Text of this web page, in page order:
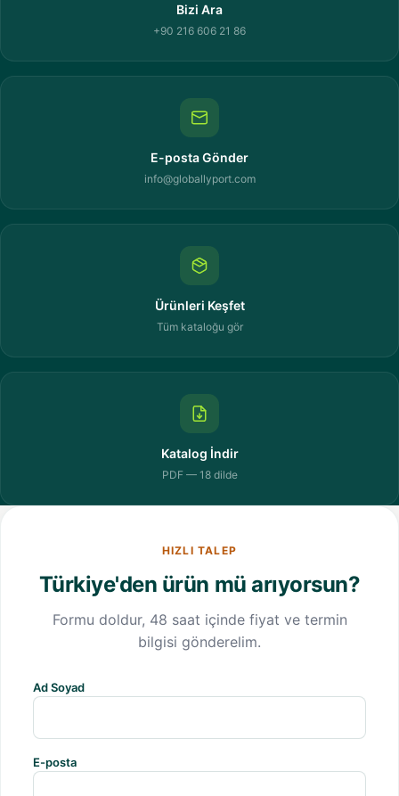
Bizi Ara
+90 216 606 21 86
E-posta Gönder
info@globallyport.com
Ürünleri Keşfet
Tüm kataloğu gör
Katalog İndir
PDF — 18 dilde
HIZLI TALEP
Türkiye'den ürün mü arıyorsun?
Formu doldur, 48 saat içinde fiyat ve termin
bilgisi gönderelim.
Ad Soyad
E-posta